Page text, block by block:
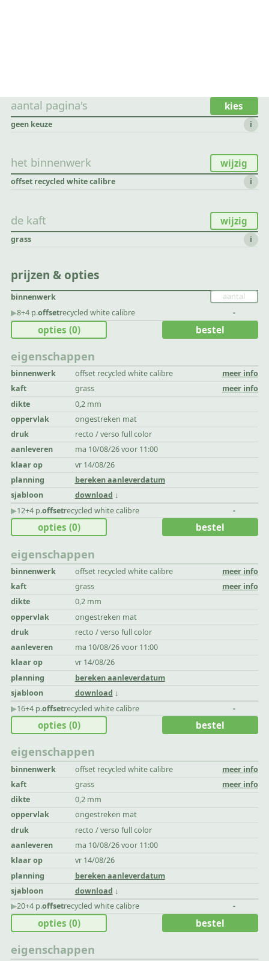
aantal pagina's kies
geen keuze i
het binnenwerk wijzig
offset recycled white calibre i
de kaft wijzig
grass i
prijzen & opties
binnenwerk
▶︎8+4 p.offsetrecycled white calibre -
eigenschappen
binnenwerk offset recycled white calibre
meer info
kaft
grass
meer info
dikte
0,2 mm
oppervlak
ongestreken mat
druk
recto / verso full color
aanleveren
ma 10/08/26 voor 11:00
klaar op
vr 14/08/26
planning
bereken aanleverdatum
sjabloon
download
opties (0) bestel
▶︎12+4 p.offsetrecycled white calibre -
eigenschappen
binnenwerk offset recycled white calibre
meer info
kaft
grass
meer info
dikte
0,2 mm
oppervlak
ongestreken mat
druk
recto / verso full color
aanleveren
ma 10/08/26 voor 11:00
klaar op
vr 14/08/26
planning
bereken aanleverdatum
sjabloon
download
opties (0) bestel
▶︎16+4 p.offsetrecycled white calibre -
eigenschappen
binnenwerk offset recycled white calibre
meer info
kaft
grass
meer info
dikte
0,2 mm
oppervlak
ongestreken mat
druk
recto / verso full color
aanleveren
ma 10/08/26 voor 11:00
klaar op
vr 14/08/26
planning
bereken aanleverdatum
sjabloon
download
opties (0) bestel
▶︎20+4 p.offsetrecycled white calibre -
eigenschappen
opties (0) bestel